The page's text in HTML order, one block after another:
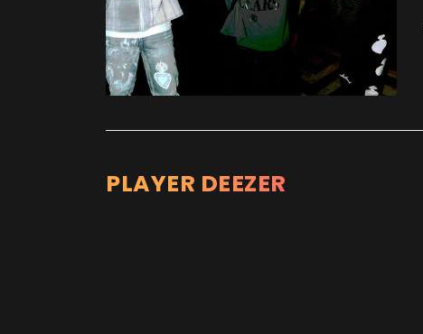
PLAYER DEEZER